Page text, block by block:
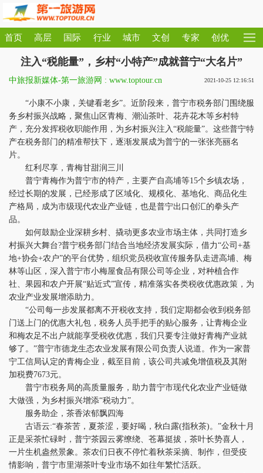
首页 高层 国际 行业 城市 文创 专家 创优
注入“税能量”，乡村“小特产”成就普宁“大名片”
中旅报新媒体-第一旅游网 : www.toptour.cn 2021-10-25 12:16:51
“小康不小康，关键看老乡”。近阶段来，普宁市税务部门围绕服
务乡村振兴战略，聚焦山区青梅、潮汕茶叶、花卉花木等乡村特
产，充分发挥税收职能作用，为乡村振兴注入“税能量”。这些普宁特
产在税务部门的精准帮扶下，逐渐发展成为普宁的一张张亮丽名
片。
红利尽享，青梅甘甜润三川
普宁青梅作为普宁市的特产，主要产自高埔等15个乡镇农场，
经过长期的发展，已经形成了区域化、规模化、基地化、商品化生
产格局，成为市级现代农业产业链，也是普宁出口创汇的拳头产
品。
如何鼓励企业深耕乡村、撬动更多农业市场主体，共同打造乡
村振兴大舞台?普宁税务部门结合当地经济发展实际，借力“公司+基
地+协会+农户”的平台优势，组织党员税收宣传服务队走进高埔、梅
林等山区，深入普宁市小梅屋食品有限公司等企业，对种植合作
社、果园和农户开展“贴近式”宣传，精准落实各类税收优惠政策，为
农业产业发展增添助力。
“公司每一步发展都离不开税收支持，我们定期都会收到税务部
门送上门的优惠大礼包，税务人员手把手的贴心服务，让青梅企业
和梅农足不出户就能享受税收优惠，我们只要专注做好青梅产业就
够了。”普宁市德龙生态农业发展有限公司负责人说道。作为一家普
宁工信局认定的青梅企业，截至目前，该公司共减免增值税及其附
加税费7673元。
普宁市税务局的高质量服务，助力普宁市现代化农业产业链做
大做强，为乡村振兴增添“税动力”。
服务助企，茶香浓郁飘四海
古语云:“春茶苦，夏茶涩，要好喝，秋白露(指秋茶)。”金秋十月
正是采茶忙碌时，普宁茶园云雾缭绕、苍幕挺拔，茶叶长势喜人，
一片生机盎然景象。茶农们日夜不停忙着秋茶采摘、制作，但受疫
情影响，普宁市里湖茶叶专业市场不如往年繁忙活跃。